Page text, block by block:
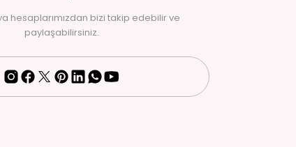
hesaplarımızdan bizi takip edebilir ve
paylaşabilirsiniz.